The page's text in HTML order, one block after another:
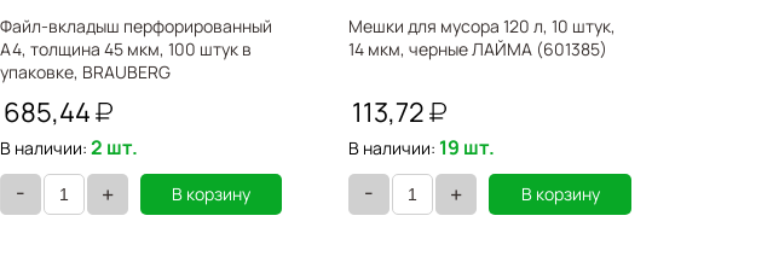
Файл-вкладыш перфорированный
А4, толщина 45 мкм, 100 штук в
упаковке, BRAUBERG
685,44
В наличии: 2 шт.
- + В корзину
Мешки для мусора 120 л, 10 штук,
14 мкм, черные ЛАЙМА (601385)
113,72
В наличии: 19 шт.
- + В корзину